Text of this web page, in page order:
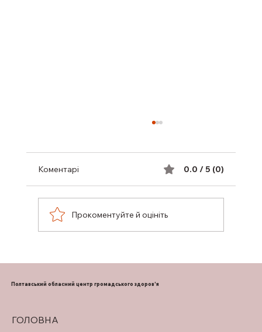
Коментарі 0.0 / 5 (0)
Прокоментуйте й оцініть
ГОЛОВНА
Полтавський обласний центр громадського здоров'я